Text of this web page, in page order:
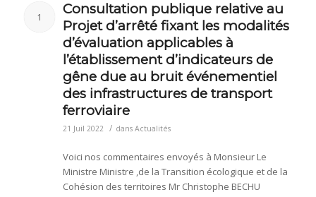
1
Consultation publique relative au
Projet d’arrêté fixant les modalités
d’évaluation applicables à
l’établissement d’indicateurs de
gêne due au bruit événementiel
des infrastructures de transport
ferroviaire
21 Juil 2022 / dans Actualités
Voici nos commentaires envoyés à Monsieur Le
Ministre Ministre ,de la Transition écologique et de la
Cohésion des territoires Mr Christophe BECHU